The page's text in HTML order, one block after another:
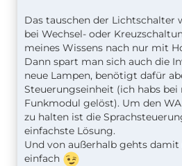
Das tauschen der Lichtschalter
bei Wechsel- oder
meines Wissens nach nur mit
Dann spart man sich auch die
neue Lampen, benötigt dafür
Steuerungseinheit (ich habs
Funkmodul gelöst). Um den
zu halten ist die
einfachste Lösung.
Und von außerhalb gehts
einfach